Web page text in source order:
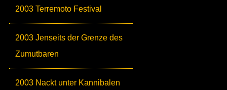
2003 Terremoto Festival
2003 Jenseits der Grenze des
Zumutbaren
2003 Nackt unter Kannibalen